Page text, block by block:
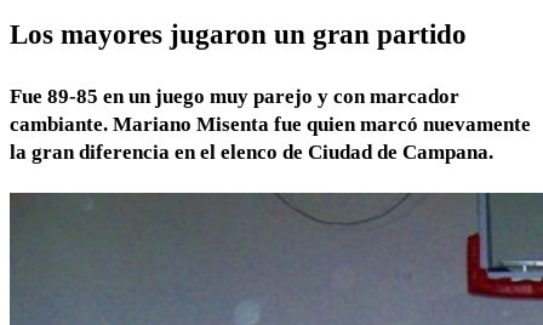
Los mayores jugaron un gran partido
Fue 89-85 en un juego muy parejo y con marcador
cambiante. Mariano Misenta fue quien marcó nuevamente
la gran diferencia en el elenco de Ciudad de Campana.